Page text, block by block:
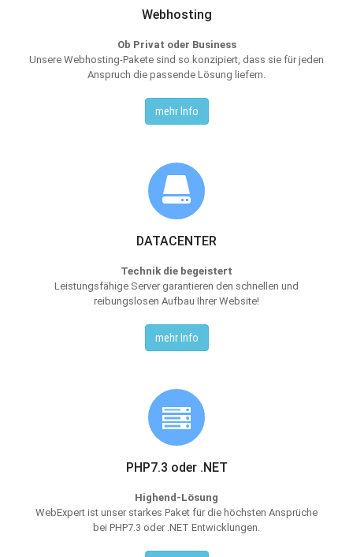
Webhosting
Ob Privat oder Business
Unsere Webhosting-Pakete sind so konzipiert, dass sie für jeden
Anspruch die passende Lösung liefern.
mehr Info
DATACENTER
Technik die begeistert
Leistungsfähige Server garantieren den schnellen und
reibungslosen Aufbau Ihrer Website!
mehr Info
PHP7.3 oder .NET
Highend-Lösung
WebExpert ist unser starkes Paket für die höchsten Ansprüche
bei PHP7.3 oder .NET Entwicklungen.